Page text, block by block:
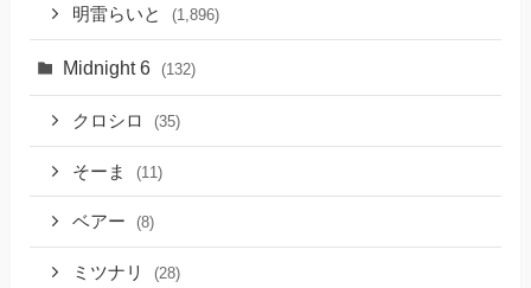
明雷らいと (1,896)
Midnight 6 (132)
クロシロ (35)
そーま (11)
ベアー (8)
ミツナリ (28)